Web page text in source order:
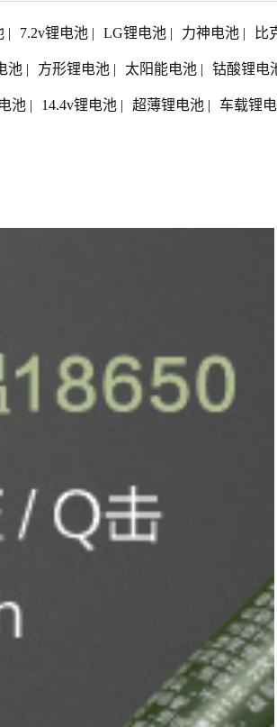
| 7.2v锂电池 | LG锂电池 | 力神电池 | 比
池 | 方形锂电池 | 太阳能电池 | 钴酸锂电
池 | 14.4v锂电池 | 超薄锂电池 | 车载锂